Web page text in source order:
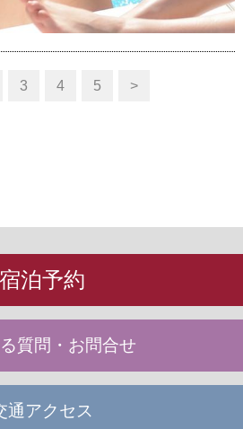
3 4 5 >
宿泊予約
質問・お問合せ
通アクセス